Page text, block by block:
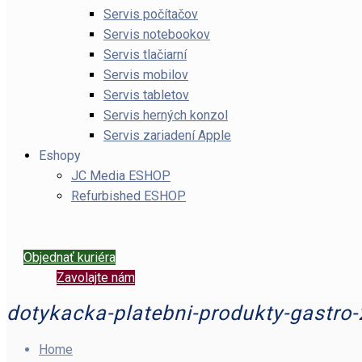
Servis počítačov
Servis notebookov
Servis tlačiarní
Servis mobilov
Servis tabletov
Servis herných konzol
Servis zariadení Apple
Eshopy
JC Media ESHOP
Refurbished ESHOP
Objednať kuriéra
Zavolajte nám
dotykacka-platebni-produkty-
Home